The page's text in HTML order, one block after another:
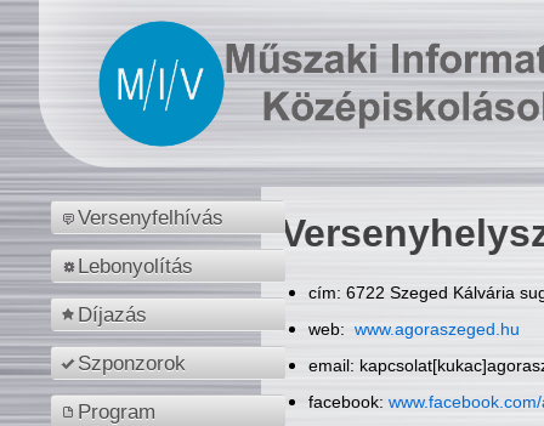
Versenyfelhívás
Lebonyolítás
Díjazás
Szponzorok
Program
cím: 6722 Szeged Kálvária
web: www.agoraszeged.hu
email:
facebook: